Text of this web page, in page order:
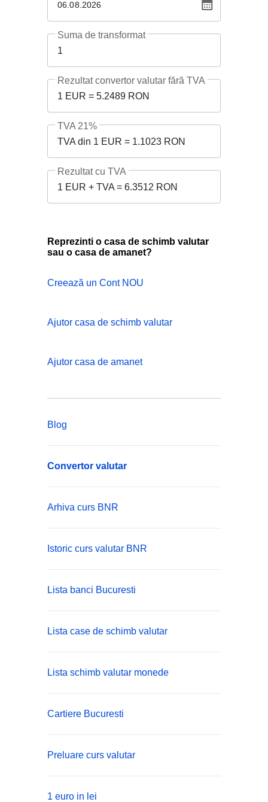
06.08.2026
1
Suma de transformat
1 EUR = 5.2489 RON
Rezultat convertor valutar fără TVA
TVA din 1 EUR = 1.1023 RON
TVA 21%
1 EUR + TVA = 6.3512 RON
Rezultat cu TVA
Reprezinti o casa de schimb valutar
sau o casa de amanet?
Creează un Cont NOU
Ajutor casa de schimb valutar
Ajutor casa de amanet
Blog
Convertor valutar
Arhiva curs BNR
Istoric curs valutar BNR
Lista banci Bucuresti
Lista case de schimb valutar
Lista schimb valutar monede
Cartiere Bucuresti
Preluare curs valutar
1 euro in lei